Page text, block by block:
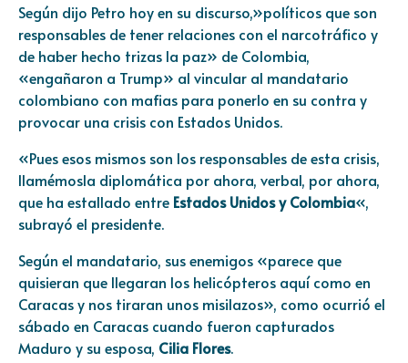
Según dijo Petro hoy en su discurso,»políticos que son
responsables de tener relaciones con el narcotráfico y
de haber hecho trizas la paz» de Colombia,
«engañaron a Trump» al vincular al mandatario
colombiano con mafias para ponerlo en su contra y
provocar una crisis con Estados Unidos.
«Pues esos mismos son los responsables de esta crisis,
llamémosla diplomática por ahora, verbal, por ahora,
que ha estallado entre Estados Unidos y Colombia«,
subrayó el presidente.
Según el mandatario, sus enemigos «parece que
quisieran que llegaran los helicópteros aquí como en
Caracas y nos tiraran unos misilazos», como ocurrió el
sábado en Caracas cuando fueron capturados
Maduro y su esposa, Cilia Flores.